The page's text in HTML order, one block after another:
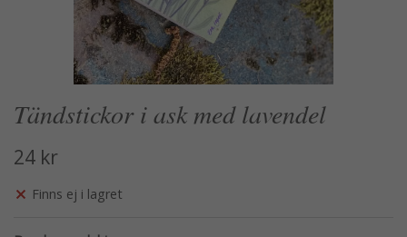
Tändstickor i ask med lavendel
24 kr
Finns ej i lagret